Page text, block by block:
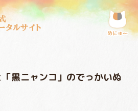
タルサイト
めにゅ〜
「黒ニャンコ」のでっかいぬ